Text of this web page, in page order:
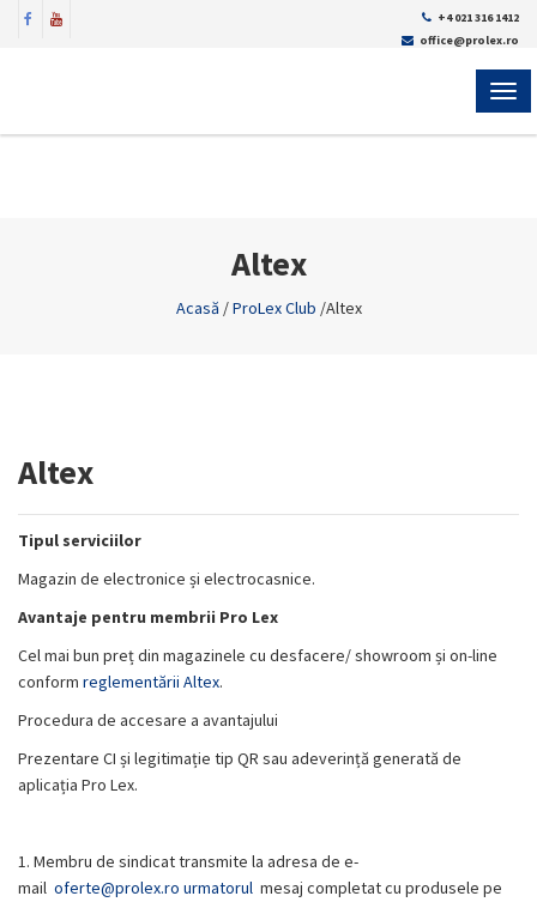
+4 021 316 1412
office@prolex.ro
Altex
Acasă /ProLex Club /Altex
Altex
Tipul serviciilor
Magazin de electronice și electrocasnice.
Avantaje pentru membrii Pro Lex
Cel mai bun preț din magazinele cu desfacere/ showroom și on-line
conform reglementării Altex.
Procedura de accesare a avantajului
Prezentare CI și legitimație tip QR sau adeverință generată de
aplicația Pro Lex.
1. Membru de sindicat transmite la adresa de e-
mail oferte@prolex.ro urmatorul mesaj completat cu produsele pe